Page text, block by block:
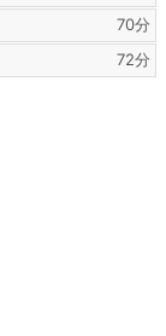
70分
72分